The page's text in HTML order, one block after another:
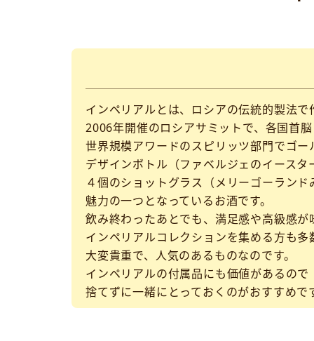
インペリアルとは、ロシアの伝統的製法
2006年開催のロシアサミットで、各国首
世界規模アワードのスピリッツ部門でゴ
デザインボトル（ファベルジェのイースタ
４個のショットグラス（メリーゴーラン
魅力の一つとなっているお酒です。
飲み終わったあとでも、満足感や高級感
インペリアルコレクションを集める方も多
大変貴重で、人気のあるものなのです。
インペリアルの付属品にも価値があるので
捨てずに一緒にとっておくのがおすすめで